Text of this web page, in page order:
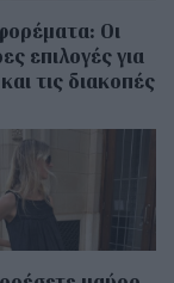
Οι
επιλογές για
τις διακοπές